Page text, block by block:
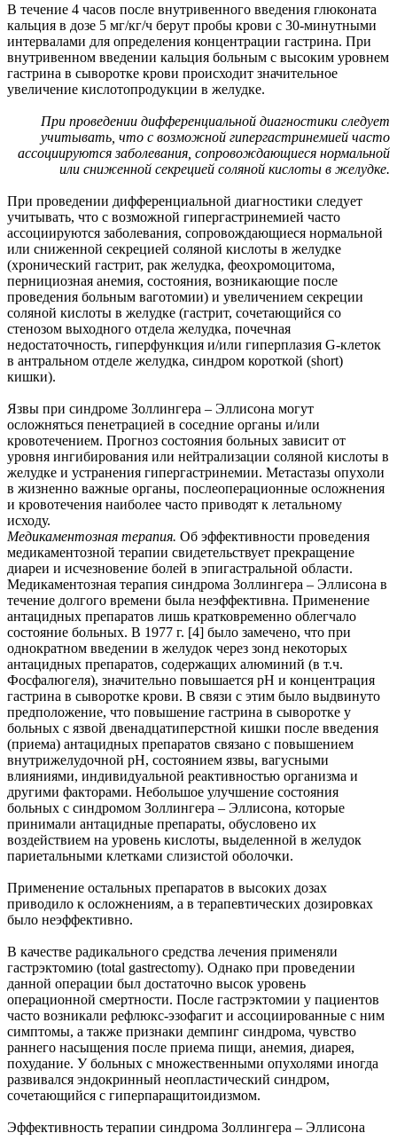
В течение 4 часов после внутривенного введения глюконата
кальция в дозе 5 мг/кг/ч берут пробы крови с 30-минутными
интервалами для определения концентрации гастрина. При
внутривенном введении кальция больным с высоким уровнем
гастрина в сыворотке крови происходит значительное
увеличение кислотопродукции в желудке.
При проведении дифференциальной диагностики следует
учитывать, что с возможной гипергастринемией часто
ассоциируются заболевания, сопровождающиеся нормальной
или сниженной секрецией соляной кислоты в желудке.
При проведении дифференциальной диагностики следует
учитывать, что с возможной гипергастринемией часто
ассоциируются заболевания, сопровождающиеся нормальной
или сниженной секрецией соляной кислоты в желудке
(хронический гастрит, рак желудка, феохромоцитома,
пернициозная анемия, состояния, возникающие после
проведения больным ваготомии) и увеличением секреции
соляной кислоты в желудке (гастрит, сочетающийся со
стенозом выходного отдела желудка, почечная
недостаточность, гиперфункция и/или гиперплазия G-клеток
в антральном отделе желудка, синдром короткой (short)
кишки).
Язвы при синдроме Золлингера – Эллисона могут
осложняться пенетрацией в соседние органы и/или
кровотечением. Прогноз состояния больных зависит от
уровня ингибирования или нейтрализации соляной кислоты в
желудке и устранения гипергастринемии. Метастазы опухоли
в жизненно важные органы, послеоперационные осложнения
и кровотечения наиболее часто приводят к летальному
исходу.
Медикаментозная терапия. Об эффективности проведения
медикаментозной терапии свидетельствует прекращение
диареи и исчезновение болей в эпигастральной области.
Медикаментозная терапия синдрома Золлингера – Эллисона в
течение долгого времени была неэффективна. Применение
антацидных препаратов лишь кратковременно облегчало
состояние больных. В 1977 г. [4] было замечено, что при
однократном введении в желудок через зонд некоторых
антацидных препаратов, содержащих алюминий (в т.ч.
Фосфалюгеля), значительно повышается рН и концентрация
гастрина в сыворотке крови. В связи с этим было выдвинуто
предположение, что повышение гастрина в сыворотке у
больных с язвой двенадцатиперстной кишки после введения
(приема) антацидных препаратов связано с повышением
внутрижелудочной рН, состоянием язвы, вагусными
влияниями, индивидуальной реактивностью организма и
другими факторами. Небольшое улучшение состояния
больных с синдромом Золлингера – Эллисона, которые
принимали антацидные препараты, обусловено их
воздействием на уровень кислоты, выделенной в желудок
париетальными клетками слизистой оболочки.
Применение остальных препаратов в высоких дозах
приводило к осложнениям, а в терапевтических дозировках
было неэффективно.
В качестве радикального средства лечения применяли
гастрэктомию (total gastrectomy). Однако при проведении
данной операции был достаточно высок уровень
операционной смертности. После гастрэктомии у пациентов
часто возникали рефлюкс-эзофагит и ассоциированные с ним
симптомы, а также признаки демпинг синдрома, чувство
раннего насыщения после приема пищи, анемия, диарея,
похудание. У больных с множественными опухолями иногда
развивался эндокринный неопластический синдром,
сочетающийся с гиперпаращитоидизмом.
Эффективность терапии синдрома Золлингера – Эллисона